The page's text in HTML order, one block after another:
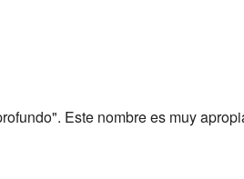
Este nombre es muy